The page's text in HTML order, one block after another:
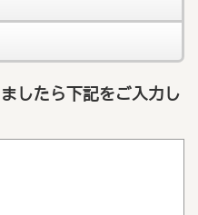
したら下記をご入力し